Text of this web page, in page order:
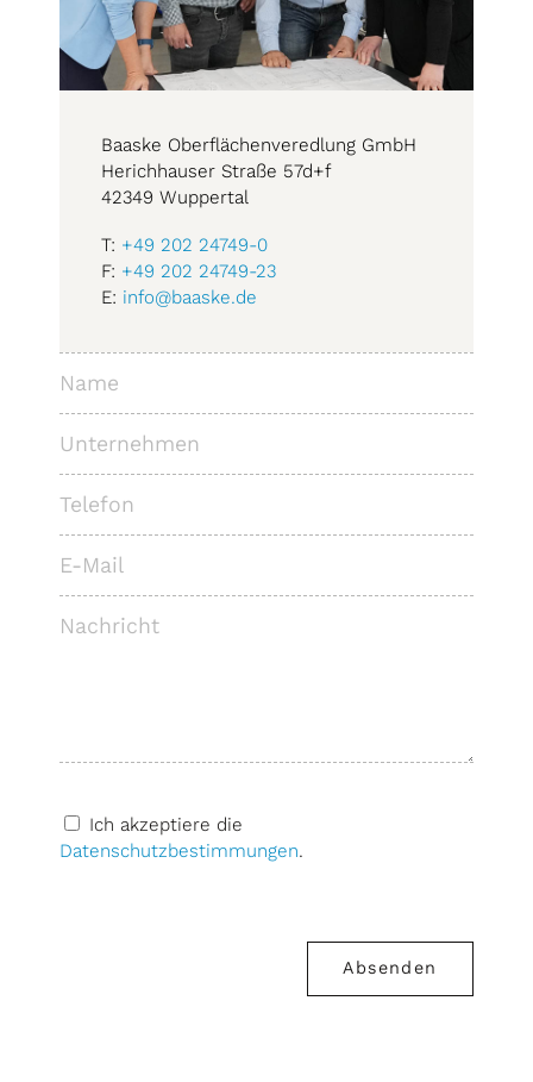
Baaske Oberflächenveredlung GmbH
Herichhauser Straße 57d+f
42349 Wuppertal
T: +49 202 24749-0
F: +49 202 24749-23
E: info@baaske.de
Ich akzeptiere die
Datenschutzbestimmungen.
Absenden